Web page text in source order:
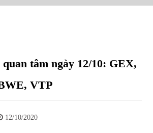
10 mặt hàng Việt Nam nhập khẩu nhiều nhất tháng
quan tâm ngày 12/10: GEX,
VTP
12/10/2020